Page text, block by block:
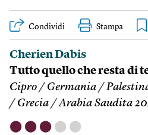
Condividi Stampa
Cherien Dabis
Tutto quello che resta di
Cipro / Germania /
/ Grecia / Arabia Saudita
⬤ ⬤ ⬤ ⬤ ⬤